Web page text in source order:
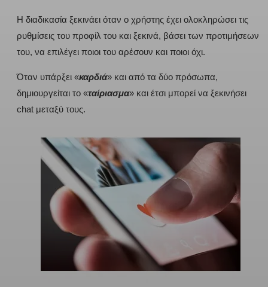
Η διαδικασία ξεκινάει όταν ο χρήστης έχει ολοκληρώσει τις
ρυθμίσεις του προφίλ του και ξεκινά, βάσει των προτιμήσεων
του, να επιλέγει ποιοι του αρέσουν και ποιοι όχι.
Όταν υπάρξει «καρδιά» και από τα δύο πρόσωπα,
δημιουργείται το «ταίριασμα» και έτσι μπορεί να ξεκινήσει
chat μεταξύ τους.